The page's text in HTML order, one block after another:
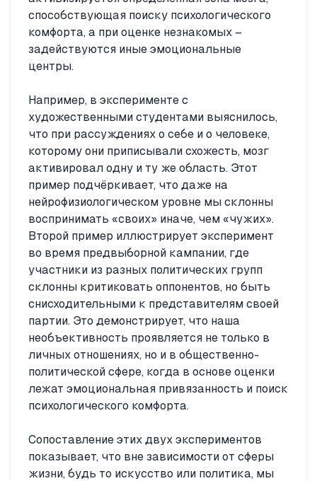
способствующая поиску психологического
комфорта, а при оценке незнакомых –
задействуются иные эмоциональные
центры.
Например, в эксперименте с
художественными студентами выяснилось,
что при рассуждениях о себе и о человеке,
которому они приписывали схожесть, мозг
активировал одну и ту же область. Этот
пример подчёркивает, что даже на
нейрофизиологическом уровне мы склонны
воспринимать «своих» иначе, чем «чужих».
Второй пример иллюстрирует эксперимент
во время предвыборной кампании, где
участники из разных политических групп
склонны критиковать оппонентов, но быть
снисходительными к представителям своей
партии. Это демонстрирует, что наша
необъективность проявляется не только в
личных отношениях, но и в общественно-
политической сфере, когда в основе оценки
лежат эмоциональная привязанность и поиск
психологического комфорта.
Сопоставление этих двух экспериментов
показывает, что вне зависимости от сферы
жизни, будь то искусство или политика, мы